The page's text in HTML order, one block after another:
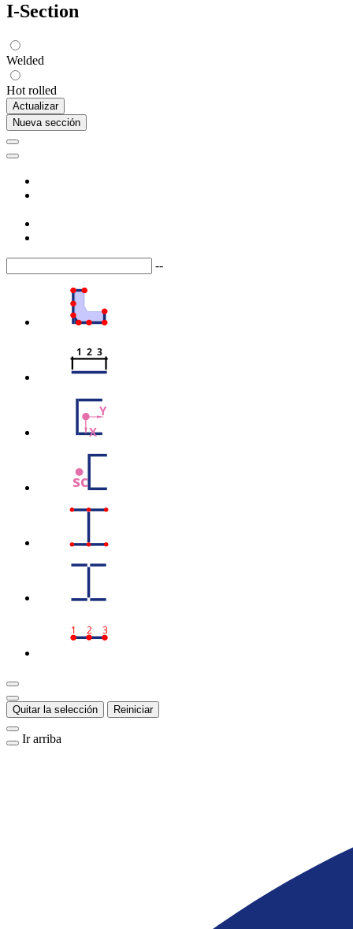
I-Section
Welded
Hot rolled
Actualizar
Nueva sección
--
1  2  3
Y
X
sc
1 2 3
Quitar la selección Reiniciar
Ir arriba